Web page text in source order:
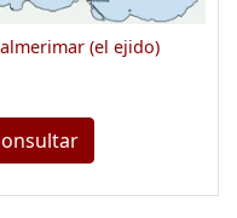
(el ejido)